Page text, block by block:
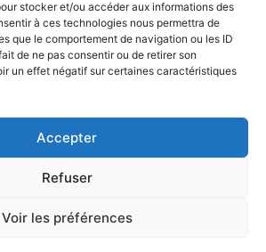
stocker et/ou accéder aux informations des
à ces technologies nous permettra de
que le comportement de navigation ou les ID
de ne pas consentir ou de retirer son
un effet négatif sur certaines caractéristiques
Accepter
Refuser
Voir les préférences
du Québec, 2026
Nous joindre
Plan du site
Accessibilité
Accès à l'information
Politique de confidentialité